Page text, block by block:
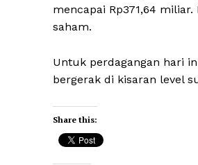
mencapai Rp371,64
saham.
Untuk perdagangan hari
bergerak di kisaran level
Share this: